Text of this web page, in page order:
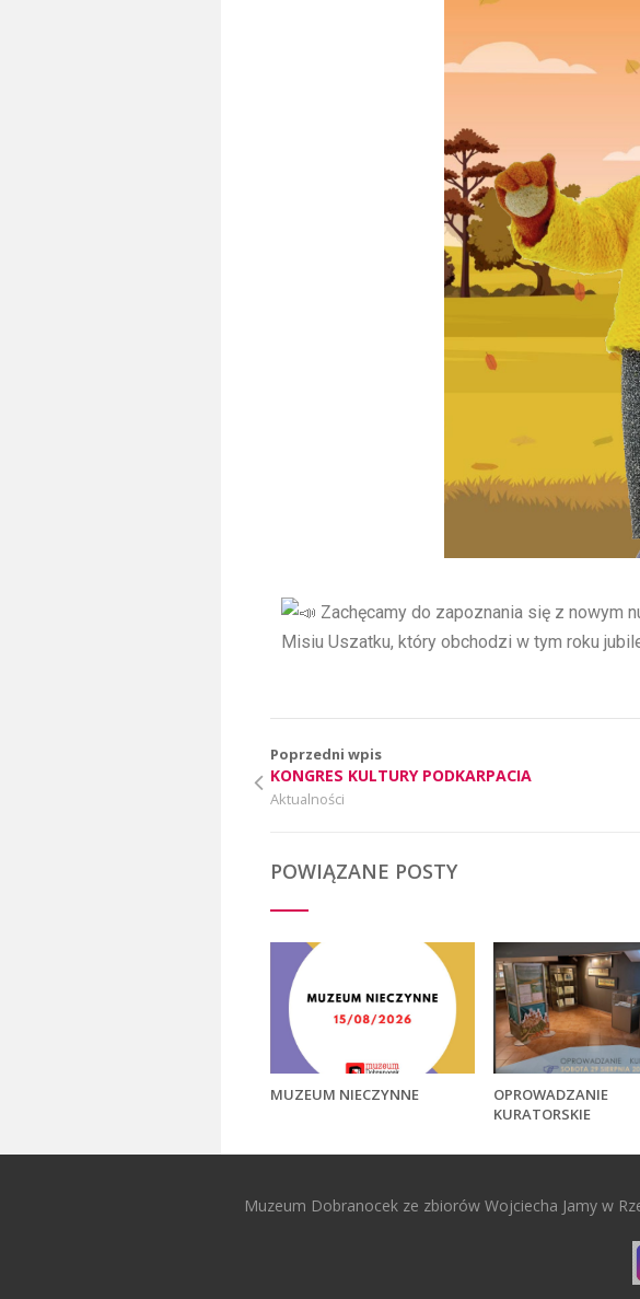
Zachęcamy do zapoznania się z nowym
Misiu Uszatku, który obchodzi w tym roku
Poprzedni wpis
KONGRES KULTURY PODKARPACIA
Aktualności
POWIĄZANE POSTY
MUZEUM NIECZYNNE
OPROWADZANIE
KURATORSKIE
Muzeum Dobranocek ze zbiorów Wojciecha